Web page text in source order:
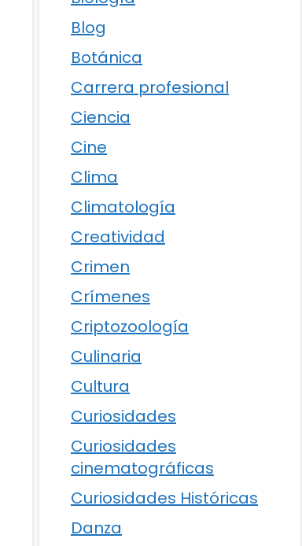
Blog
Botánica
Carrera profesional
Ciencia
Cine
Clima
Climatología
Creatividad
Crimen
Crímenes
Criptozoología
Culinaria
Cultura
Curiosidades
Curiosidades
cinematográficas
Curiosidades Históricas
Danza